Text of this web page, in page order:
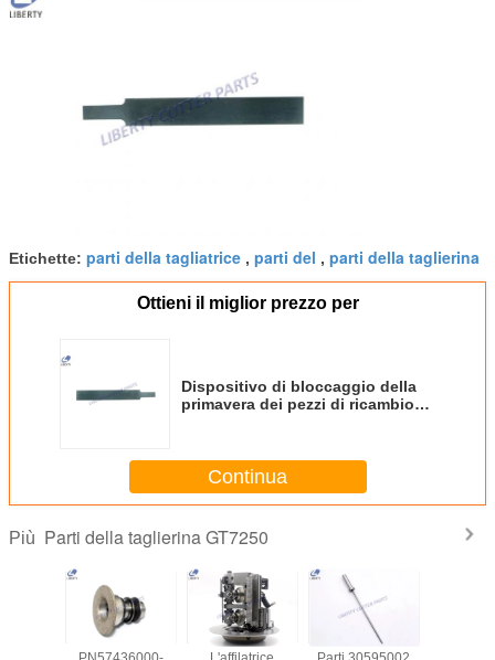
Etichette: parti della tagliatrice , parti del , parti della taglierina
Ottieni il miglior prezzo per
Dispositivo di bloccaggio della
primavera dei pezzi di ricambio
Continua
Più Parti della taglierina GT7250